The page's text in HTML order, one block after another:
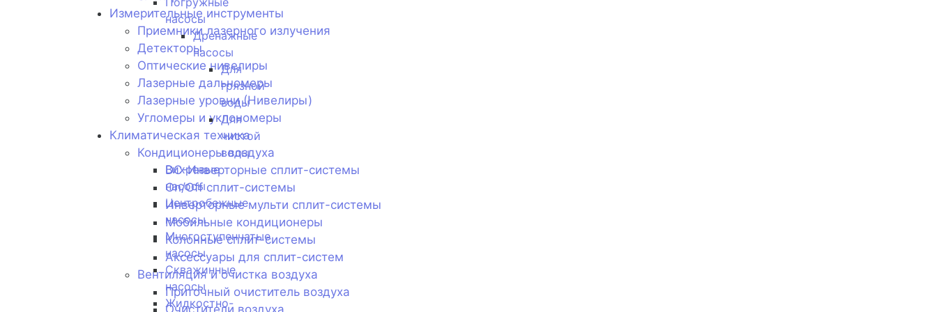
Измерительные инструменты
Приемники лазерного излучения
Детекторы
Оптические нивелиры
Лазерные дальномеры
Лазерные уровни (Нивелиры)
Угломеры и уклономеры
Климатическая техника
Кондиционеры воздуха
DC-Инверторные сплит-системы
On/Off сплит-системы
Инверторные мульти сплит-системы
Мобильные кондиционеры
Колонные сплит-системы
Аксессуары для сплит-систем
Вентиляция и очистка воздуха
Приточный очиститель воздуха
Очистители воздуха
насосы
Дренажные
насосы
Для
грязной
воды
Для
чистой
воды
Вихревые
насосы
Центробежные
насосы
Многоступенчатые
насосы
Скважинные
насосы
Жидкостно-